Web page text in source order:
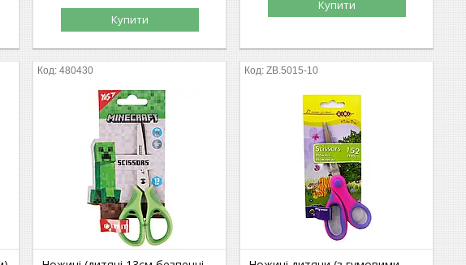
Купити
Купити
480430 ZB.5015-10